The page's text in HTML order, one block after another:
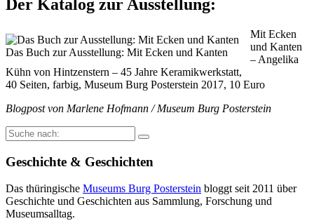
Der Katalog zur Ausstellung:
Das Buch zur Ausstellung: Mit Ecken und Kanten
Mit Ecken
und Kanten
– Angelika
Kühn von Hintzenstern – 45 Jahre Keramikwerkstatt,
40 Seiten, farbig, Museum Burg Posterstein 2017, 10 Euro
Blogpost von Marlene Hofmann / Museum Burg Posterstein
Suche
nach:
Geschichte & Geschichten
Das thüringische Museums Burg Posterstein bloggt seit 2011 über
Geschichte und Geschichten aus Sammlung, Forschung und
Museumsalltag.